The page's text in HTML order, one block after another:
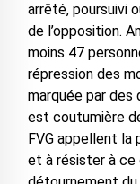
arrêté, poursuivi
de l’opposition.
moins 47
répression des
marquée par des
est coutumière
FVG appellent la
et à résister à ce